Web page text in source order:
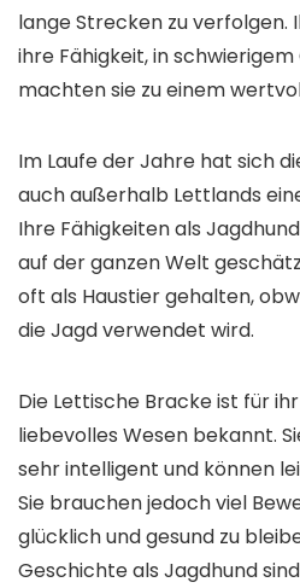
lange Strecken zu verfolgen.
ihre Fähigkeit, in
machten sie zu einem
Im Laufe der Jahre hat sich
auch außerhalb Lettlands
Ihre Fähigkeiten als
auf der ganzen Welt
oft als Haustier gehalten,
die Jagd verwendet wird.
Die Lettische Bracke ist für
liebevolles Wesen bekannt.
sehr intelligent und können
Sie brauchen jedoch viel
glücklich und gesund zu
Geschichte als Jagdhund